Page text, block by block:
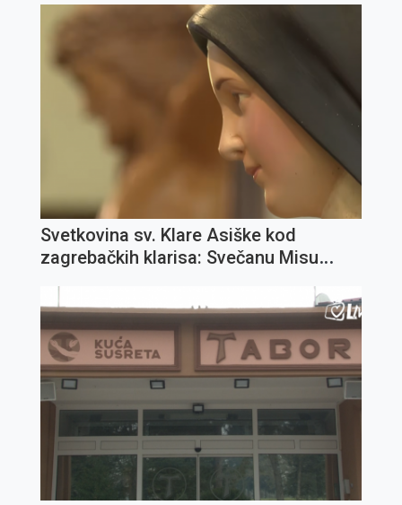
Svetkovina sv. Klare Asiške kod
zagrebačkih klarisa: Svečanu Misu